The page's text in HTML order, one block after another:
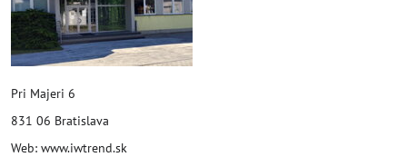
Pri Majeri 6
831 06 Bratislava
Web: www.iwtrend.sk